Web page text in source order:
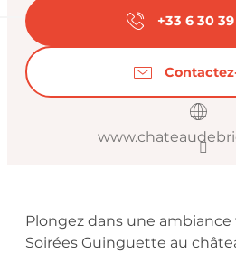
+33 6 30
Plongez dans une ambiance
Soirées Guinguette au